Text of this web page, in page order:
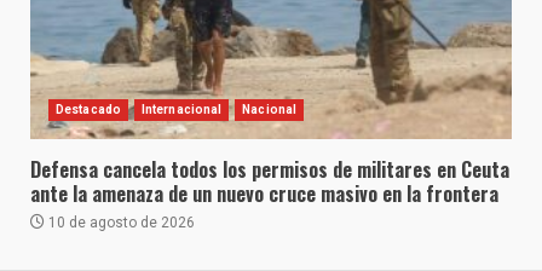
Destacado Internacional Nacional
Defensa cancela todos los permisos de militares en Ceuta
ante la amenaza de un nuevo cruce masivo en la frontera
10 de agosto de 2026